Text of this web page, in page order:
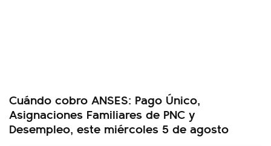
Cuándo cobro ANSES: Pago Único,
Asignaciones Familiares de PNC y
Desempleo, este miércoles 5 de agosto